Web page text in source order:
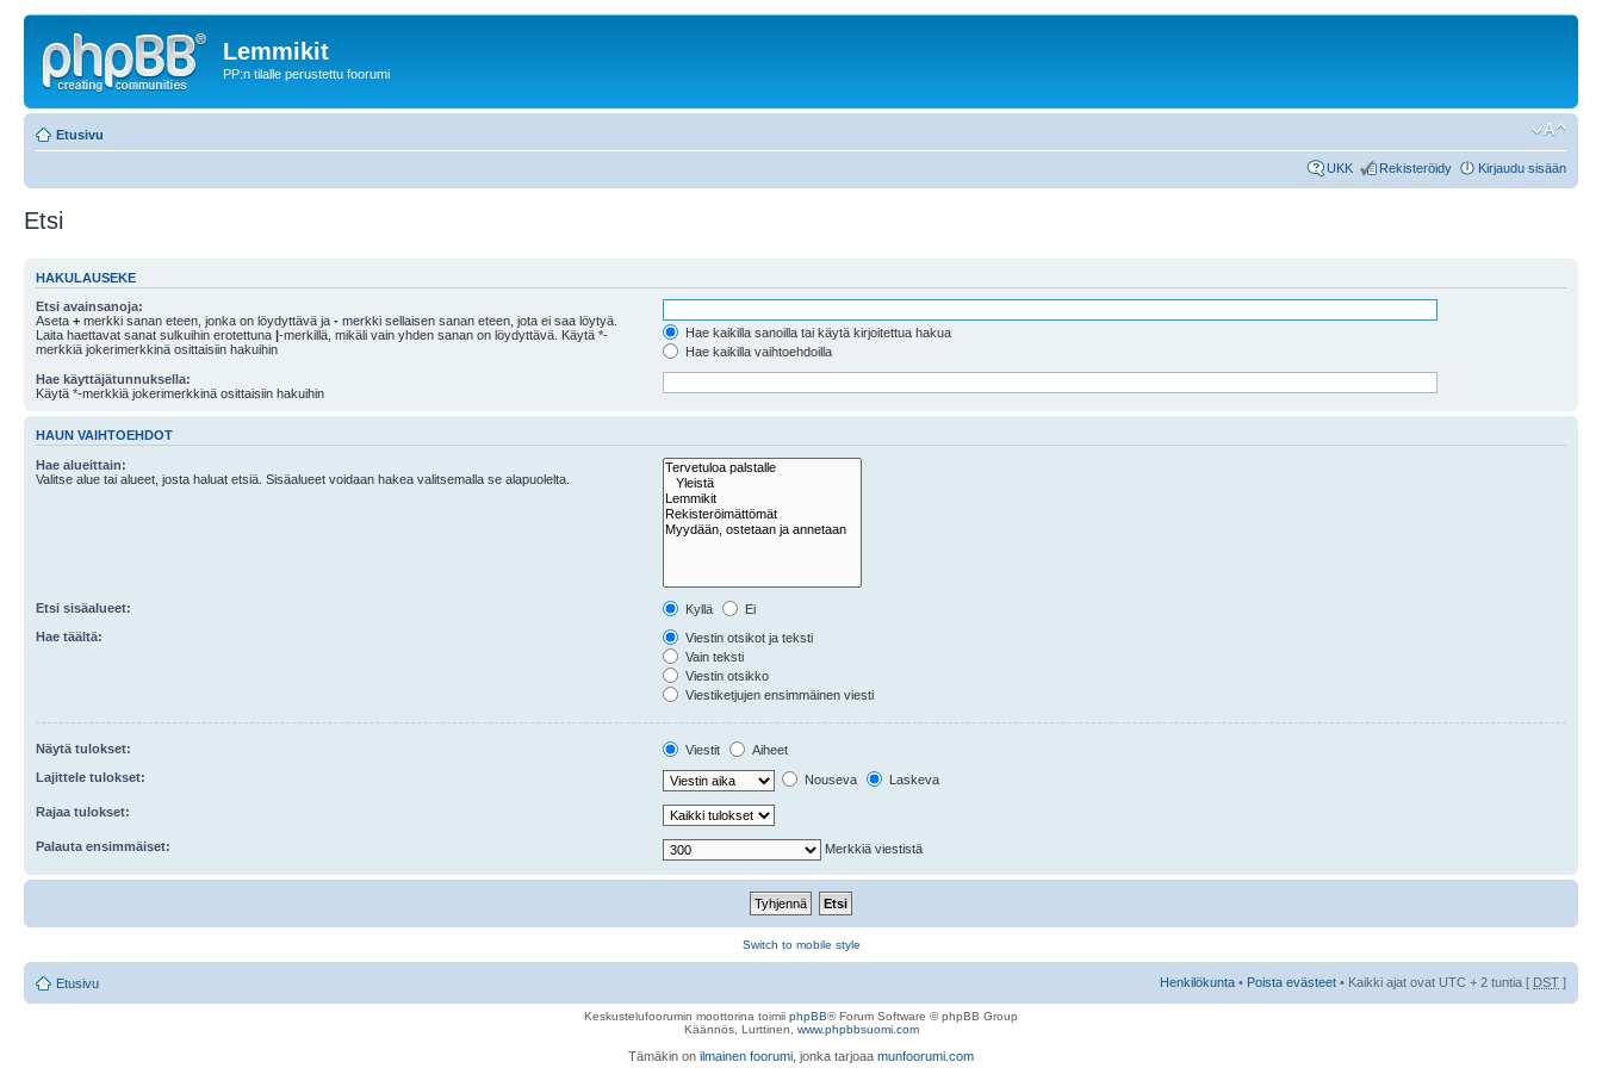
Lemmikit
PP:n tilalle perustettu foorumi
Etusivu
UKK Rekisteröidy Kirjaudu sisään
Etsi
HAKULAUSEKE
Etsi avainsanoja:
Aseta + merkki sanan eteen, jonka on löydyttävä ja - merkki sellaisen sanan eteen, jota ei saa löytyä.
Laita haettavat sanat sulkuihin erotettuna |-merkillä, mikäli vain yhden sanan on löydyttävä. Käytä *-
merkkiä jokerimerkkinä osittaisiin hakuihin
Hae kaikilla sanoilla tai käytä kirjoitettua hakua
Hae kaikilla vaihtoehdoilla
Hae käyttäjätunnuksella:
Käytä *-merkkiä jokerimerkkinä osittaisiin hakuihin
HAUN VAIHTOEHDOT
Hae alueittain:
Valitse alue tai alueet, josta haluat etsiä. Sisäalueet voidaan hakea valitsemalla se alapuolelta.
Etsi sisäalueet: Kyllä
Ei
Hae täältä:
Viestin otsikot ja teksti
Vain teksti
Viestin otsikko
Viestiketjujen ensimmäinen viesti
Näytä tulokset: Viestit
Aiheet
Lajittele tulokset:
Nouseva Laskeva
Rajaa tulokset:
Palauta ensimmäiset: Merkkiä viestistä
Switch to mobile style
Etusivu Henkilökunta • Poista evästeet • Kaikki ajat ovat UTC + 2 tuntia [ DST ]
Keskustelufoorumin moottorina toimii phpBB® Forum Software © phpBB Group
Käännös, Lurttinen, www.phpbbsuomi.com
Tämäkin on ilmainen foorumi , jonka tarjoaa munfoorumi.com